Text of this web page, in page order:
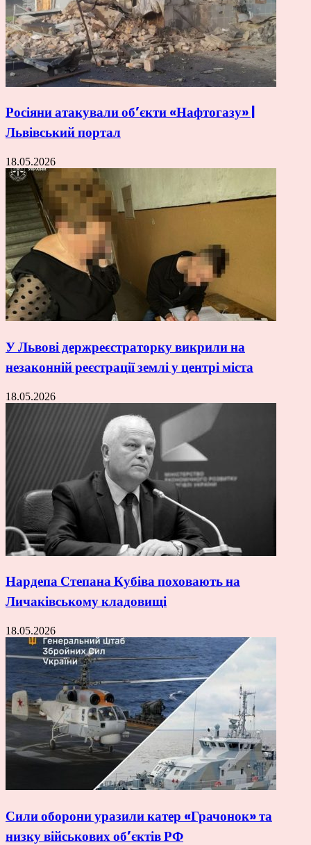
Росіяни атакували об’єкти «Нафтогазу» |
Львівський портал
18.05.2026
У Львові держреєстраторку викрили на
незаконній реєстрації землі у центрі міста
18.05.2026
Нардепа Степана Кубіва поховають на
Личаківському кладовищі
18.05.2026
Сили оборони уразили катер «Грачонок» та
низку військових об’єктів РФ